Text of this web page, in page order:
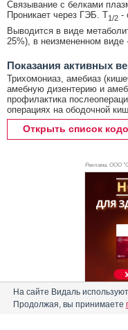
Связывание с белками
Проникает через ГЭБ. T1/2 -
Выводится в виде
25%), в неизмененном виде
Показания активных
Трихомониаз, амебиаз
амебную дизентерию и
профилактика
операциях на ободочной
Открыть список
Реклама. ООО
На сайте Видаль
Продолжая, вы принимаете